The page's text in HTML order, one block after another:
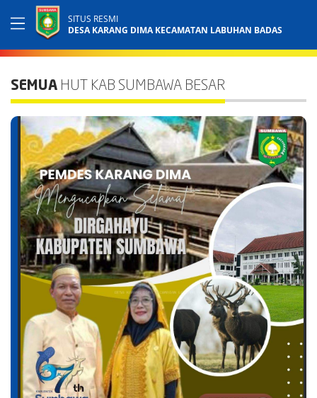
SITUS RESMI
DESA KARANG DIMA KECAMATAN LABUHAN BADAS
SEMUA HUT KAB SUMBAWA BESAR